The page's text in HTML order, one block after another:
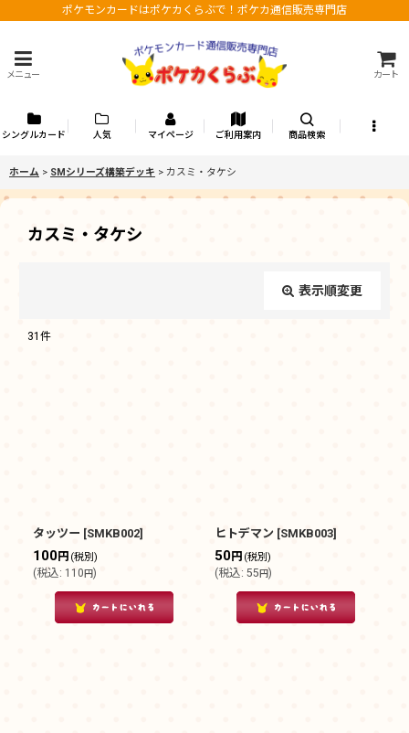
ポケモンカードはポケカくらぶで！ポケカ通信販売専門店
メニュー カート
シングルカード 人気 マイページ ご利用案内 商品検索
ホーム > SMシリーズ構築デッキ > カスミ・タケシ
カスミ・タケシ
表示順変更
31 件
タッツー [SMKB002]
100円 (税別)
(税込: 110円)
ヒトデマン [SMKB003]
50円 (税別)
(税込: 55円)